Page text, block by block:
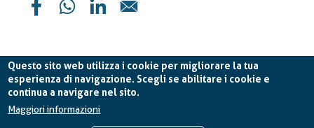
Questo sito web utilizza i cookie per migliorare la tua
esperienza di navigazione. Scegli se abilitare i cookie e
continua a navigare nel sito.
Maggiori informazioni
Planetek Italia s.r.l. P. IVA 04555490723 -